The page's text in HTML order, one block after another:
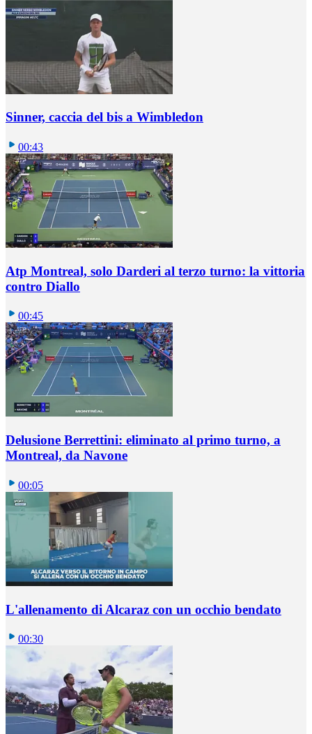
Sinner, caccia del bis a Wimbledon
00:43
Atp Montreal, solo Darderi al terzo turno: la vittoria
contro Diallo
00:45
Delusione Berrettini: eliminato al primo turno, a
Montreal, da Navone
00:05
L'allenamento di Alcaraz con un occhio bendato
00:30